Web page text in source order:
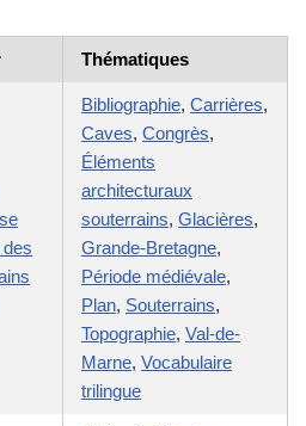
Thématiques
Bibliographie, Carrières,
Caves, Congrès,
Éléments
architecturaux
souterrains, Glacières,
Grande-Bretagne,
Période médiévale,
Plan, Souterrains,
Topographie, Val-de-
Marne, Vocabulaire
trilingue